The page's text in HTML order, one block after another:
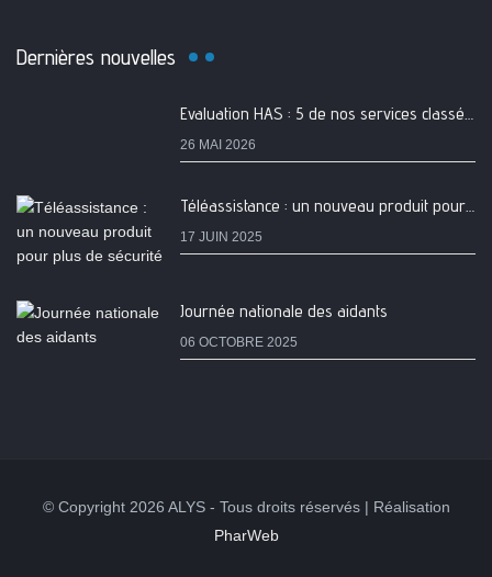
Dernières nouvelles
Evaluation HAS : 5 de nos services classés A
26 MAI 2026
Téléassistance : un nouveau produit pour plus de sécurité
17 JUIN 2025
Journée nationale des aidants
06 OCTOBRE 2025
© Copyright 2026 ALYS - Tous droits réservés | Réalisation
PharWeb